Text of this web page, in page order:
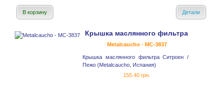
В корзину Детали
Крышка маслянного фильтра
Metalcaucho - MC-3837
Крышка маслянного фильтра Ситроен /
Пежо (Metalcaucho, Испания)
155.40 грн.